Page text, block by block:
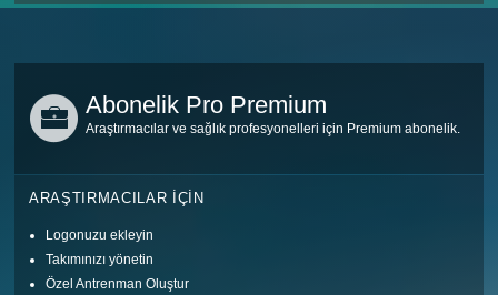
Abonelik Pro Premium
Araştırmacılar ve sağlık profesyonelleri için Premium abonelik.
ARAŞTIRMACILAR IÇIN
Logonuzu ekleyin
Takımınızı yönetin
Özel Antrenman Oluştur